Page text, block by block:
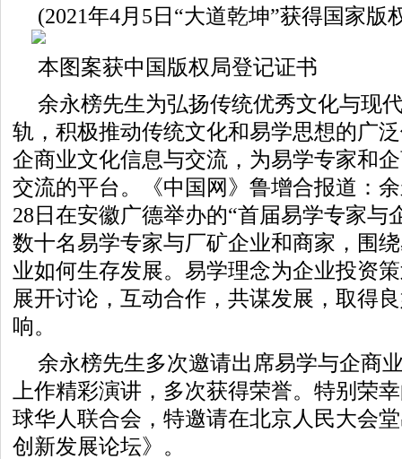
(2021年4月5日“大道乾坤”获得国家版
本图案获中国版权局登记证书
余永榜先生为弘扬传统优秀文化与现
轨，积极推动传统文化和易学思想的广
企商业文化信息与交流，为易学专家和
交流的平台。《中国网》鲁增合报道：
28日在安徽广德举办的“首届易学专家与
数十名易学专家与厂矿企业和商家，围
业如何生存发展。易学理念为企业投资
展开讨论，互动合作，共谋发展，取得
响。
余永榜先生多次邀请出席易学与企商
上作精彩演讲，多次获得荣誉。特别荣
球华人联合会，特邀请在北京人民大会
创新发展论坛》。